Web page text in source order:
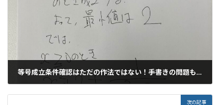
等号成立条件確認はただの作法ではない！手書きの問題も機械で確認できる？
次の記事